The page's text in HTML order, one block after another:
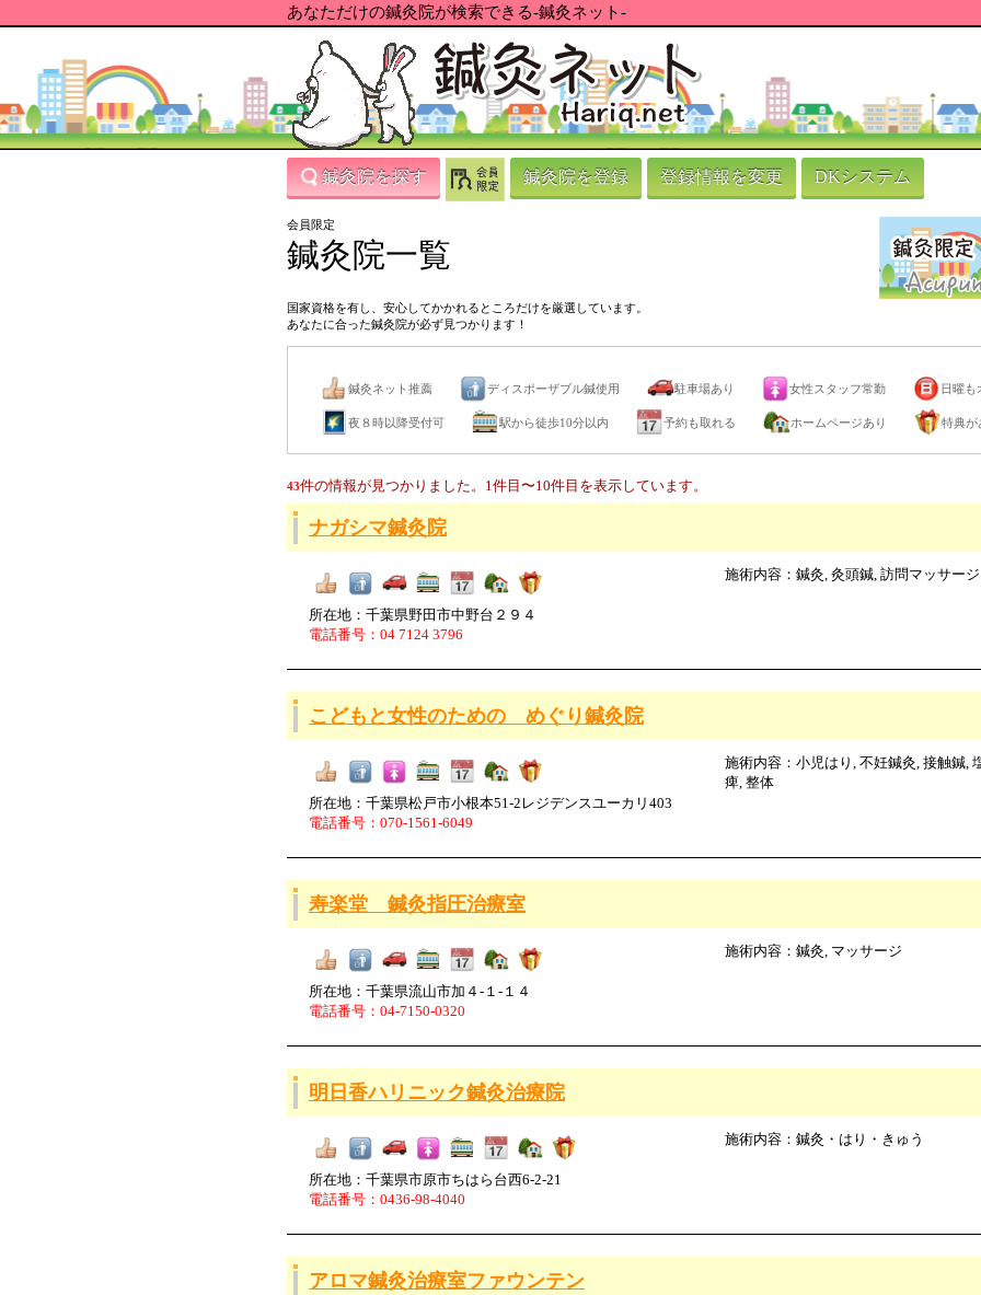
あなただけの鍼灸院が検索できる-鍼灸ネット-
鍼灸院を探す 鍼灸院を登録 登録情報を変更 DKシステム
会員限定
鍼灸院一覧
国家資格を有し、安心してかかれるところだけを厳選しています。
あなたに合った鍼灸院が必ず見つかります！
鍼灸ネット推薦 ディスポーザブル鍼使用 駐車場あり 女性スタッフ常勤 日曜も
夜８時以降受付可 駅から徒歩10分以内 予約も取れる ホームページあり 特典が
43件の情報が見つかりました。1件目〜10件目を表示しています。
ナガシマ鍼灸院
所在地：千葉県野田市中野台２９４
電話番号：04 7124 3796
施術内容：鍼灸, 灸頭鍼, 訪問マッサージ
こどもと女性のための めぐり鍼灸院
所在地：千葉県松戸市小根本51-2レジデンスユーカリ403
電話番号：070-1561-6049
施術内容：小児はり, 不妊鍼灸, 接触鍼,
痺, 整体
寿楽堂 鍼灸指圧治療室
所在地：千葉県流山市加４-１-１４
電話番号：04-7150-0320
施術内容：鍼灸, マッサージ
明日香ハリニック鍼灸治療院
所在地：千葉県市原市ちはら台西6-2-21
電話番号：0436-98-4040
施術内容：鍼灸・はり・きゅう
アロマ鍼灸治療室ファウンテン